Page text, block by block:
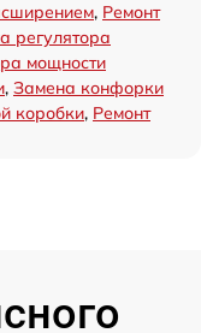
, Ремонт
регулятора
мощности
, Замена конфорки
коробки, Ремонт